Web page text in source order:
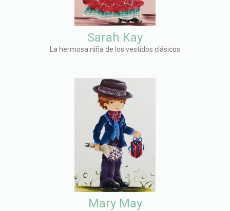
Sarah Kay
La hermosa niña de los vestidos clásicos
Mary May